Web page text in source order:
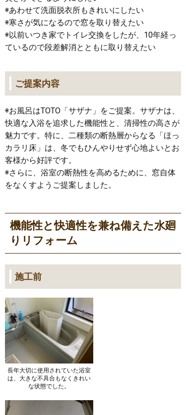
◉あわせて洗面脱衣所もきれいにしたい
◉寒さが気になるので窓を取り替えたい
◉以前いつき家でトイレ交換をしたが、10年経っ
ているので段差解消とともに取り替えたい
ご提案内容
◉お風呂はTOTO「サザナ」をご提案。サザナは、
快適な入浴を追求した機能性と、清掃性の高さが
魅力です。特に、二種類の断熱層からなる「ほっ
カラリ床」は、冬でもひんやりせず心地よいとお
客様から好評です。
◉さらに、浴室の断熱性を高めるために、窓自体
をなくすようご提案しました。
機能性と快適性を兼ね備えた水廻
りリフォーム
施工前
長年大切に使用されていた浴室
は、大きな不具合もなくきれい
な状態でした。